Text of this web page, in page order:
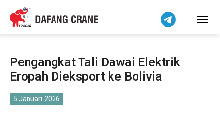
Pengangkat Tali Dawai Elektrik
Eropah Dieksport ke Bolivia
5 Januari 2026
हिन्दी
Bahasa Indonesia
বাংলা
فارسی
Pilipino
اردو